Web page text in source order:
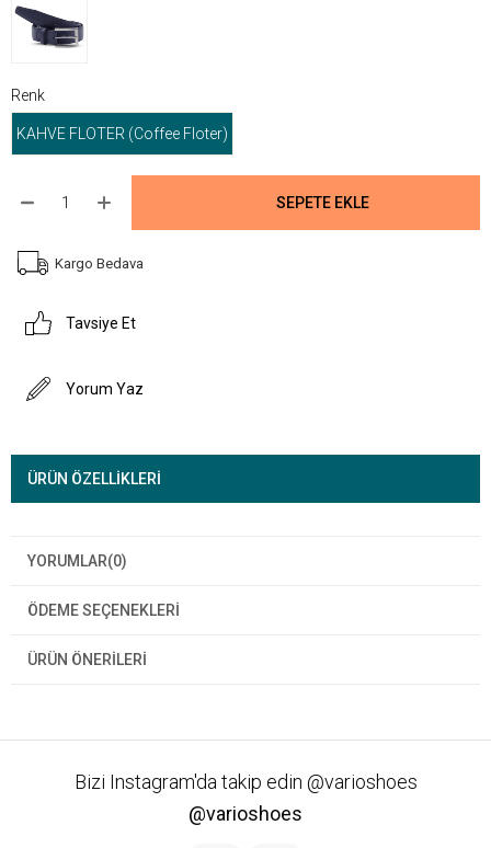
Renk
KAHVE FLOTER (Coffee Floter)
Kargo Bedava
Tavsiye Et
Yorum Yaz
ÜRÜN ÖZELLIKLERI
YORUMLAR(0)
ÖDEME SEÇENEKLERI
ÜRÜN ÖNERILERI
Bizi Instagram'da takip edin @varioshoes
@varioshoes